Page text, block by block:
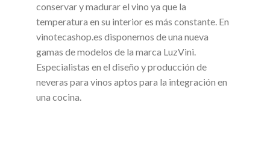
conservar y madurar el vino ya que la
temperatura en su interior es más constante. En
vinotecashop.es disponemos de una nueva
gamas de modelos de la marca LuzVini.
Especialistas en el diseño y producción de
neveras para vinos aptos para la integración en
una cocina.